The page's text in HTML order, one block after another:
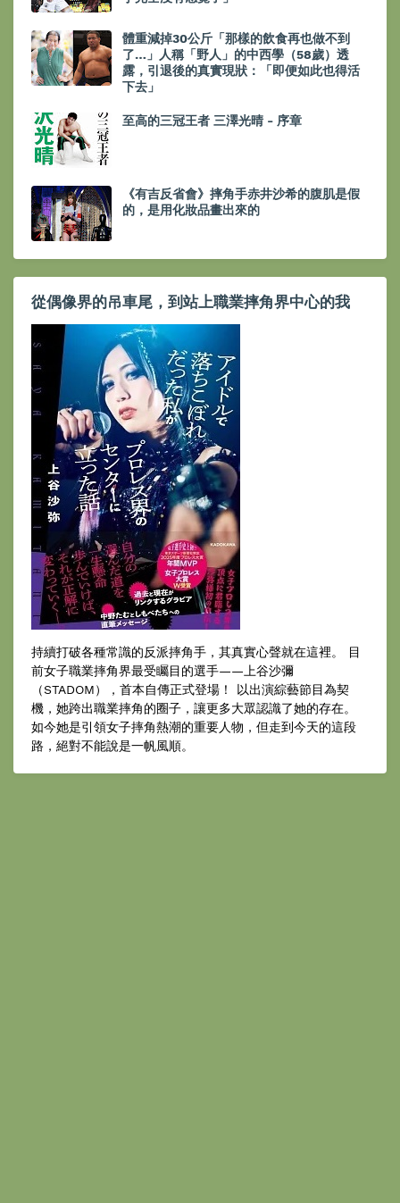
體重減掉30公斤「那樣的飲食再也做不到
了…」人稱「野人」的中西學（58歲）透
露，引退後的真實現狀：「即便如此也得活
下去」
至高的三冠王者 三澤光晴 - 序章
《有吉反省會》摔角手赤井沙希的腹肌是假
的，是用化妝品畫出來的
從偶像界的吊車尾，到站上職業摔角界中心的我
持續打破各種常識的反派摔角手，其真實心聲就在這裡。 目
前女子職業摔角界最受矚目的選手——上谷沙彌
（STADOM），首本自傳正式登場！ 以出演綜藝節目為契
機，她跨出職業摔角的圈子，讓更多大眾認識了她的存在。
如今她是引領女子摔角熱潮的重要人物，但走到今天的這段
路，絕對不能說是一帆風順。